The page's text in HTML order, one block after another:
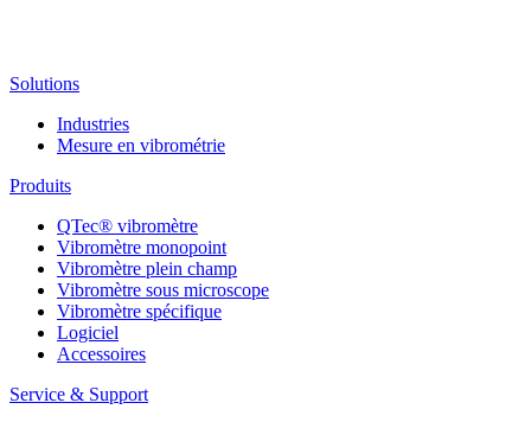
Solutions
Industries
Mesure en vibrométrie
Produits
QTec® vibromètre
Vibromètre monopoint
Vibromètre plein champ
Vibromètre sous microscope
Vibromètre spécifique
Logiciel
Accessoires
Service & Support